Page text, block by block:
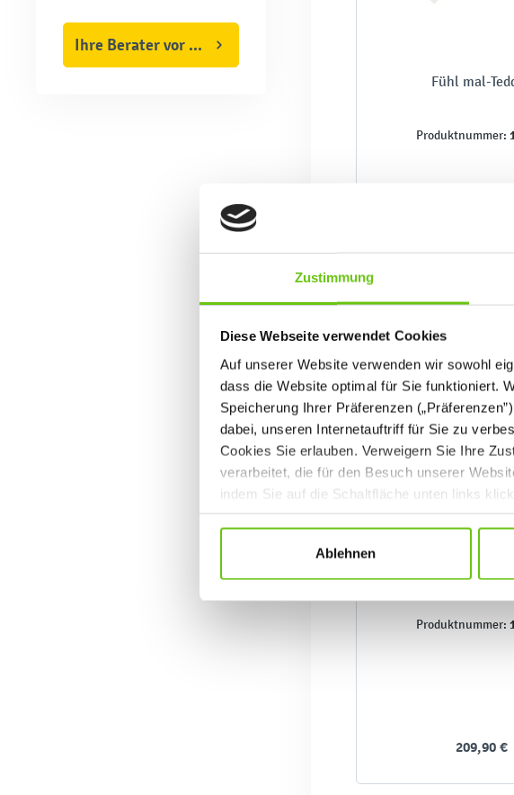
Zustimmung
Diese Webseite verwendet Cookies
Auf unserer Website verwenden wir sowohl
dass die Website optimal für Sie funktioniert.
Speicherung Ihrer Präferenzen
dabei, unseren Internetauftriff für Sie zu
Cookies Sie erlauben. Verweigern Sie Ihre
verarbeitet, die für den Besuch unserer
indem Sie auf die Schaltfläche unten links
Datenschutzrichtlinien.
Ablehnen
Ihre Berater vor Ort
Fühl mal-
Produktnummer:
139,90 €
Produktnummer:
209,90 €